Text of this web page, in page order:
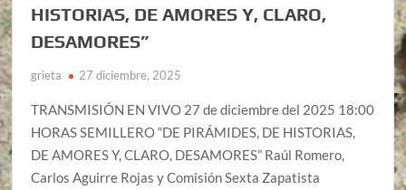
HISTORIAS, DE AMORES Y, CLARO,
DESAMORES”
grieta 27 diciembre, 2025
TRANSMISIÓN EN VIVO 27 de diciembre del 2025 18:00
HORAS SEMILLERO “DE PIRÁMIDES, DE HISTORIAS,
DE AMORES Y, CLARO, DESAMORES” Raúl Romero,
Carlos Aguirre Rojas y Comisión Sexta Zapatista